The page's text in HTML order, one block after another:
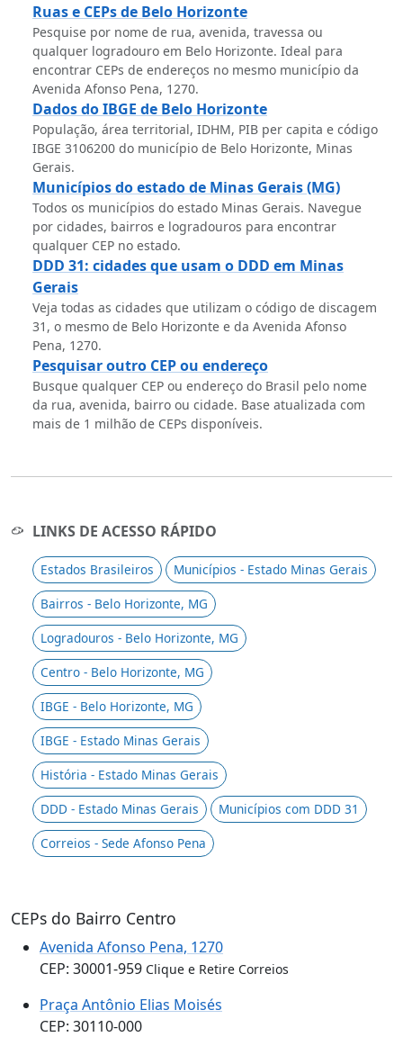
Ruas e CEPs de Belo Horizonte
Pesquise por nome de rua, avenida, travessa ou
qualquer logradouro em Belo Horizonte. Ideal para
encontrar CEPs de endereços no mesmo município da
Avenida Afonso Pena, 1270.
Dados do IBGE de Belo Horizonte
População, área territorial, IDHM, PIB per capita e código
IBGE 3106200 do município de Belo Horizonte, Minas
Gerais.
Municípios do estado de Minas Gerais (MG)
Todos os municípios do estado Minas Gerais. Navegue
por cidades, bairros e logradouros para encontrar
qualquer CEP no estado.
DDD 31: cidades que usam o DDD em Minas
Gerais
Veja todas as cidades que utilizam o código de discagem
31, o mesmo de Belo Horizonte e da Avenida Afonso
Pena, 1270.
Pesquisar outro CEP ou endereço
Busque qualquer CEP ou endereço do Brasil pelo nome
da rua, avenida, bairro ou cidade. Base atualizada com
mais de 1 milhão de CEPs disponíveis.
LINKS DE ACESSO RÁPIDO
Estados Brasileiros
Municípios - Estado Minas Gerais
Bairros - Belo Horizonte, MG
Logradouros - Belo Horizonte, MG
Centro - Belo Horizonte, MG
IBGE - Belo Horizonte, MG
IBGE - Estado Minas Gerais
História - Estado Minas Gerais
DDD - Estado Minas Gerais
Municípios com DDD 31
Correios - Sede Afonso Pena
CEPs do Bairro Centro
Avenida Afonso Pena, 1270
CEP: 30001-959 Clique e Retire Correios
Praça Antônio Elias Moisés
CEP: 30110-000